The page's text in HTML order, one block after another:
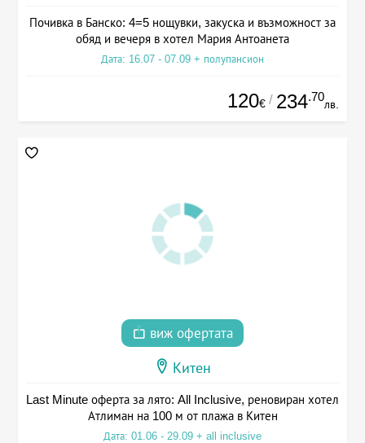
Почивка в Банско: 4=5 нощувки, закуска и възможност за
обяд и вечеря в хотел Мария Антоанета
Дата: 16.07 - 07.09 + полупансион
120€ / 234.70
лв.
виж офертата
Китен
Last Minute оферта за лято: All Inclusive, реновиран хотел
Атлиман на 100 м от плажа в Китен
Дата: 01.06 - 29.09 + all inclusive